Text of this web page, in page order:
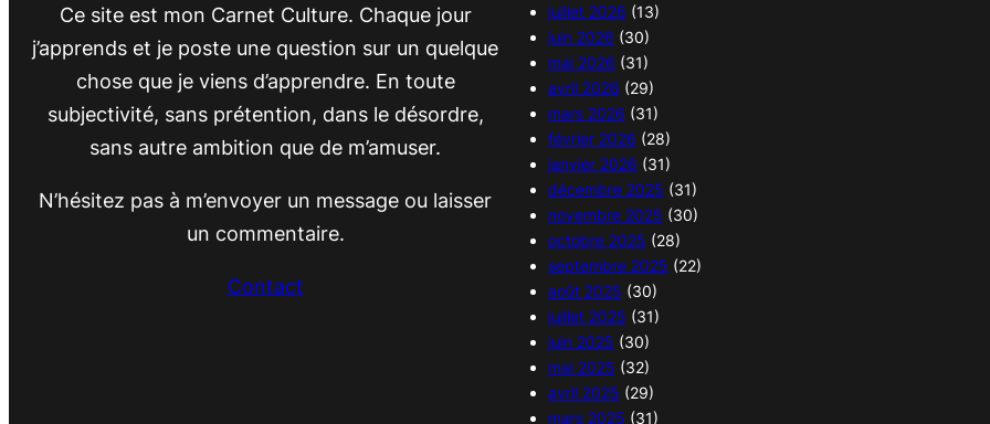
Ce site est mon Carnet Culture. Chaque jour
j’apprends et je poste une question sur un quelque
chose que je viens d’apprendre. En toute
subjectivité, sans prétention, dans le désordre,
sans autre ambition que de m’amuser.
N’hésitez pas à m’envoyer un message ou laisser
un commentaire.
Contact
juillet 2026 (13)
juin 2026 (30)
mai 2026 (31)
avril 2026 (29)
mars 2026 (31)
février 2026 (28)
janvier 2026 (31)
décembre 2025 (31)
novembre 2025 (30)
octobre 2025 (28)
septembre 2025 (22)
août 2025 (30)
juillet 2025 (31)
juin 2025 (30)
mai 2025 (32)
avril 2025 (29)
mars 2025 (31)